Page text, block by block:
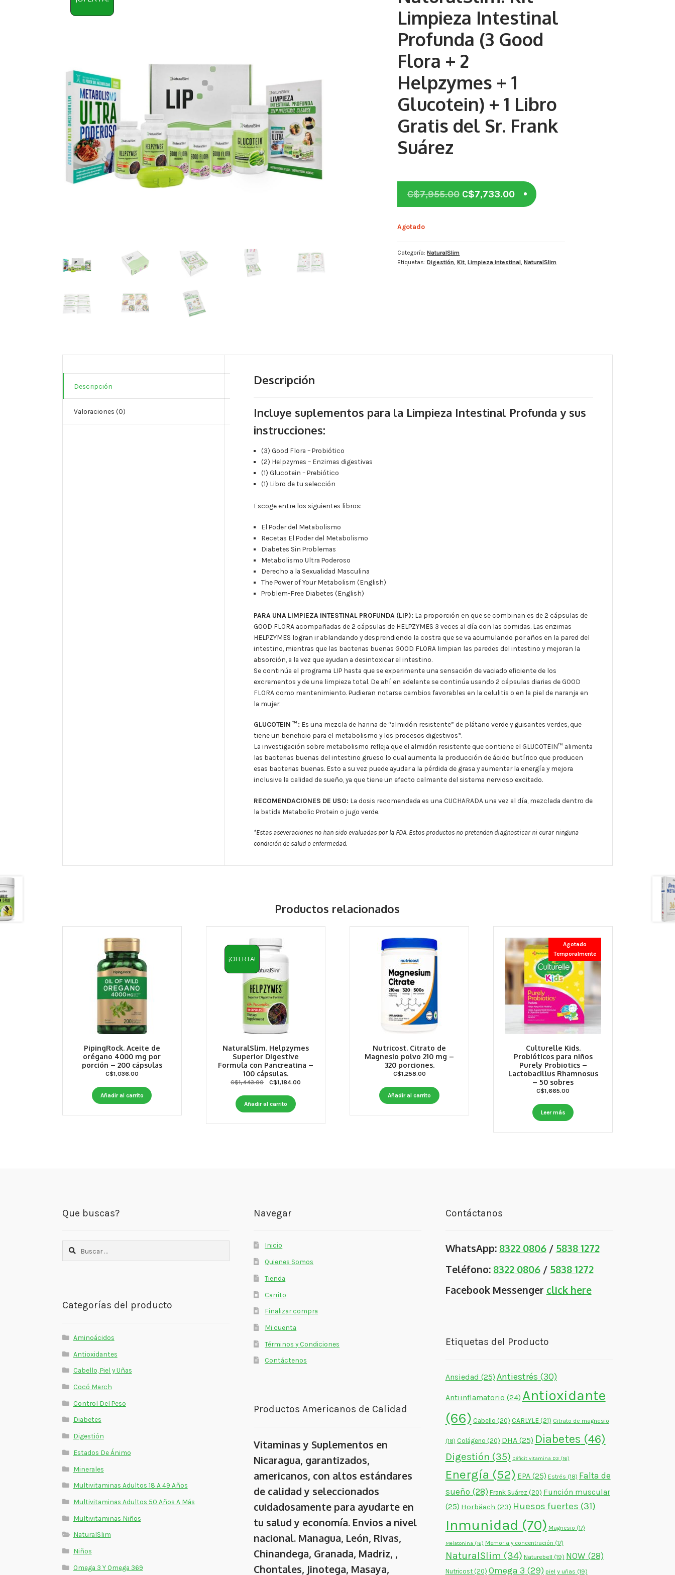
Limpieza Intestinal
Profunda (3 Good
Flora + 2
Helpzymes + 1
Glucotein) + 1 Libro
Gratis del Sr. Frank
Suárez
C$7,955.00 Original
price
C$7,733.00Current
price
Agotado
Categoría:NaturalSlim
Etiquetas:Digestión,Kit,Limpieza intestinal,NaturalSlim
Descripción
Valoraciones (0)
Descripción
Incluye suplementos para la Limpieza Intestinal Profunda y sus
instrucciones:
(3) Good Flora – Probiótico
(2) Helpzymes – Enzimas digestivas
(1) Glucotein – Prebiótico
(1) Libro de tu selección
Escoge entre los siguientes libros:
El Poder del Metabolismo
Recetas El Poder del Metabolismo
Diabetes Sin Problemas
Metabolismo Ultra Poderoso
Derecho a la Sexualidad Masculina
The Power of Your Metabolism (English)
Problem-Free Diabetes (English)
PARA UNA LIMPIEZA INTESTINAL PROFUNDA (LIP): La proporción en que se combinan es de 2 cápsulas de
GOOD FLORA acompañadas de 2 cápsulas de HELPZYMES 3 veces al día con las comidas. Las enzimas
HELPZYMES logran ir ablandando y desprendiendo la costra que se va acumulando por años en la pared del
intestino, mientras que las bacterias buenas GOOD FLORA limpian las paredes del intestino y mejoran la
absorción, a la vez que ayudan a desintoxicar el intestino.
Se continúa el programa LIP hasta que se experimente una sensación de vaciado eficiente de los
excrementos y de una limpieza total. De ahí en adelante se continúa usando 2 cápsulas diarias de GOOD
FLORA como mantenimiento. Pudieran notarse cambios favorables en la celulitis o en la piel de naranja en
la mujer.
GLUCOTEIN ™ : Es una mezcla de harina de “almidón resistente” de plátano verde y guisantes verdes, que
tiene un beneficio para el metabolismo y los procesos digestivos*.
La investigación sobre metabolismo refleja que el almidón resistente que contiene el GLUCOTEIN™ alimenta
las bacterias buenas del intestino grueso lo cual aumenta la producción de ácido butírico que producen
esas bacterias buenas. Esto a su vez puede ayudar a la pérdida de grasa y aumentar la energía y mejora
inclusive la calidad de sueño, ya que tiene un efecto calmante del sistema nervioso excitado.
RECOMENDACIONES DE USO: La dosis recomendada es una CUCHARADA una vez al día, mezclada dentro de
la batida Metabolic Protein o jugo verde.
*Estas aseveraciones no han sido evaluadas por la FDA. Estos productos no pretenden diagnosticar ni curar ninguna
condición de salud o enfermedad.
Productos relacionados
PipingRock. Aceite de
orégano 4000 mg por
porción – 200 cápsulas
C$1,036.00
Añadir al carrito
NaturalSlim. Helpzymes
Superior Digestive
Formula con Pancreatina –
100 cápsulas.
¡OFERTA!
C$1,443.00
Original
was:
C$1,443.00.
C$1,184.00Current
Añadir al carrito
Nutricost. Citrato de
Magnesio polvo 210 mg –
320 porciones.
C$1,258.00
Añadir al carrito
Culturelle Kids.
Probióticos para niños
Purely Probiotics –
Lactobacillus Rhamnosus
– 50 sobres
Agotado
Temporalmente
C$1,665.00
Leer más
Que buscas?
Buscar:
Categorías del producto
Aminoácidos
Antioxidantes
Cabello, Piel y Uñas
Cocó March
Control Del Peso
Diabetes
Digestión
Estados De Ánimo
Minerales
Multivitaminas Adultos 18 A 49 Años
Multivitaminas Adultos 50 Años A Más
Multivitaminas Niños
NaturalSlim
Niños
Omega 3 Y Omega 369
Navegar
Inicio
Quienes Somos
Tienda
Carrito
Finalizar compra
Mi cuenta
Términos y Condiciones
Contáctenos
Productos Americanos de Calidad
Vitaminas y Suplementos en
Nicaragua, garantizados,
americanos, con altos estándares
de calidad y seleccionados
cuidadosamente para ayudarte en
tu salud y economía. Envios a nivel
nacional. Managua, León, Rivas,
Chinandega, Granada, Madriz, ,
Chontales, Jinotega, Masaya,
Contáctanos
WhatsApp: 8322 0806/ 5838 1272
Teléfono: 8322 0806/ 5838 1272
Facebook Messenger click here
Etiquetas del Producto
Ansiedad (25) Antiestrés (30)
Antiinflamatorio (24) Antioxidante
(66) Cabello (20) CARLYLE(21) Citrato de magnesio
(18) Colágeno (20) DHA(25) Diabetes (46)
Digestión (35) Déficit vitamina D3 (16)
Energía (52) EPA(25) Estrés (18) Falta de
sueño (28) Frank Suárez (20) Función muscular
(25) Horbäach (23) Huesos fuertes (31)
Inmunidad (70) Magnesio (17)
Melatonina (16) Memoria y concentración (17)
NaturalSlim (34) Naturebell (19) NOW (28)
Nutricost(20) Omega 3 (29) piel y uñas (19)